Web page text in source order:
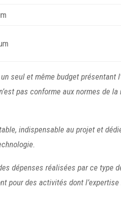
seul et même budget
pas conforme aux normes
indispensable au projet et
dépenses réalisées par ce
pour des activités dont